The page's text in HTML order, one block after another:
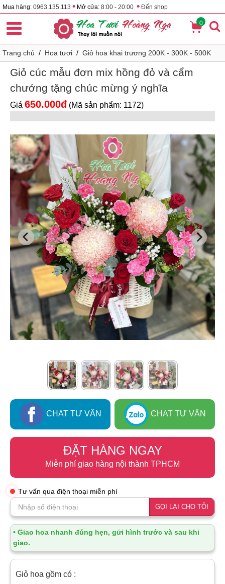
Mua hàng: 0963.135.113 • Mở cửa: 8:00 - 20:00 • Đến shop
0
Trang chủ / Hoa tươi / Giỏ hoa khai trương 200K - 300K - 500K
Giỏ cúc mẫu đơn mix hồng đỏ và cẩm
chướng tặng chúc mừng ý nghĩa
Giá 650.000đ (Mã sản phẩm: 1172)
CHAT TƯ VẤN CHAT TƯ VẤN
ĐẶT HÀNG NGAY
Miễn phí giao hàng nội thành TPHCM
Tư vấn qua điện thoại miễn phí
GỌI LẠI CHO TÔI
• Giao hoa nhanh đúng hẹn, gửi hình trước và sau khi
giao.
Giỏ hoa gồm có :